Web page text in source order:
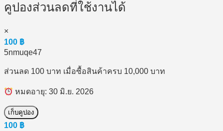
คูปองส่วนลดที่ใช้งานได้
×
100 ฿
5nmuqe47
ส่วนลด 100 บาท เมื่อซื้อสินค้าครบ 10,000 บาท
หมดอายุ: 30 มิ.ย. 2026
เก็บคูปอง
100 ฿